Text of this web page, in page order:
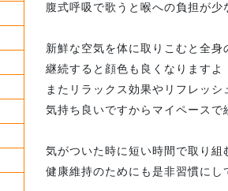
腹式呼吸で歌うと喉への負担が
新鮮な空気を体に取りこむと全
継続すると顔色も良くなりますよ
またリラックス効果やリフレッ
気持ち良いですからマイペースで
気がついた時に短い時間で取り組
健康維持のためにも是非習慣にし